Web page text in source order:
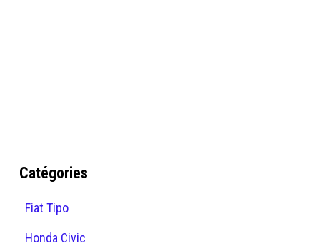
Catégories
Fiat Tipo
Honda Civic